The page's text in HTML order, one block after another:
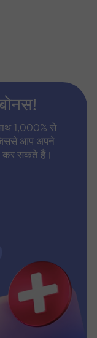
1,000% से
आप अपने
कर सकते हैं।